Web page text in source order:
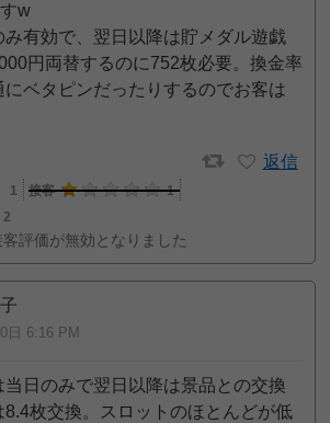
w
み有効で、翌日以降は貯メダル遊戯
円両替するのに752枚必要。換金率
ベタピンだったりするのでお客は
返信
1 接客
1
2
評価が無効となりました
日 6:16 PM
当日のみで翌日以降は景品との交換
枚交換。スロットのほとんどが低